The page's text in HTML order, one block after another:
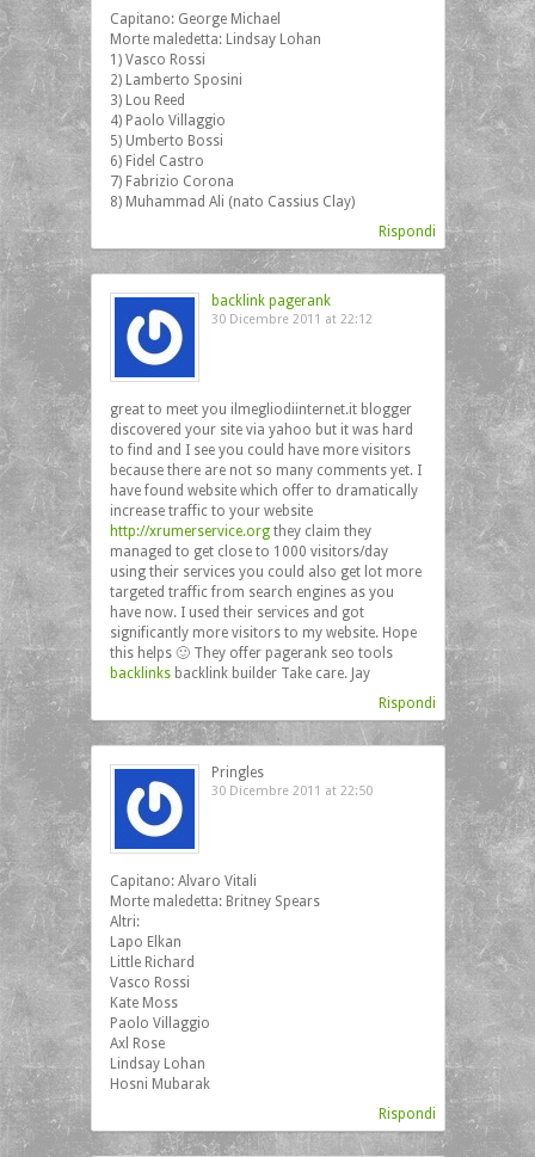
Capitano: George Michael
Morte maledetta: Lindsay Lohan
1) Vasco Rossi
2) Lamberto Sposini
3) Lou Reed
4) Paolo Villaggio
5) Umberto Bossi
6) Fidel Castro
7) Fabrizio Corona
8) Muhammad Ali (nato Cassius Clay)
Rispondi
backlink pagerank
30 Dicembre 2011 at 22:12
great to meet you ilmegliodiinternet.it blogger
discovered your site via yahoo but it was hard
to find and I see you could have more visitors
because there are not so many comments yet. I
have found website which offer to dramatically
increase traffic to your website
http://xrumerservice.orgthey claim they
managed to get close to 1000 visitors/day
using their services you could also get lot more
targeted traffic from search engines as you
have now. I used their services and got
significantly more visitors to my website. Hope
this helps 🙂 They offer pagerank seo tools
backlinksbacklink builder Take care. Jay
Rispondi
Pringles
30 Dicembre 2011 at 22:50
Capitano: Alvaro Vitali
Morte maledetta: Britney Spears
Altri:
Lapo Elkan
Little Richard
Vasco Rossi
Kate Moss
Paolo Villaggio
Axl Rose
Lindsay Lohan
Hosni Mubarak
Rispondi